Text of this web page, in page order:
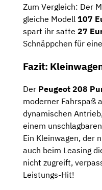
Zum Vergleich: Der
gleiche Modell 107
spart ihr satte 27
Schnäppchen für
Fazit:
Der Peugeot 208
moderner Fahrspaß
dynamischen
einem
Ein Kleinwagen, der
auch beim Leasing
nicht zugreift,
Leistungs-Hit!